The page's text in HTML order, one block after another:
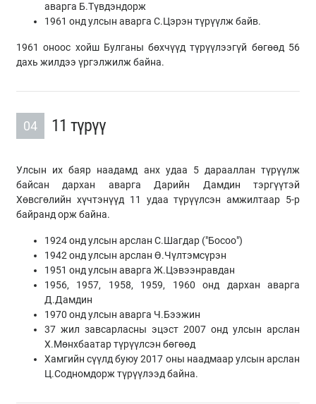
аварга Б.Түвдэндорж
1961 онд улсын аварга С.Цэрэн түрүүлж байв.
1961 оноос хойш Булганы бөхчүүд түрүүлээгүй бөгөөд 56
дахь жилдээ үргэлжилж байна.
04 11 түрүү
Улсын их баяр наадамд анх удаа 5 дарааллан түрүүлж
байсан дархан аварга Дарийн Дамдин тэргүүтэй
Хөвсгөлийн хүчтэнүүд 11 удаа түрүүлсэн амжилтаар 5-р
байранд орж байна.
1924 онд улсын арслан С.Шагдар ("Босоо")
1942 онд улсын арслан Ө.Чүлтэмсүрэн
1951 онд улсын аварга Ж.Цэвээнравдан
1956, 1957, 1958, 1959, 1960 онд дархан аварга
Д.Дамдин
1970 онд улсын аварга Ч.Бээжин
37 жил завсарласны эцэст 2007 онд улсын арслан
Х.Мөнхбаатар түрүүлсэн бөгөөд
Хамгийн сүүлд буюу 2017 оны наадмаар улсын арслан
Ц.Содномдорж түрүүлээд байна.